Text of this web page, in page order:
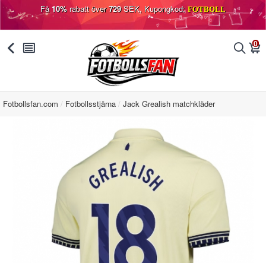
Få10%rabatt över729SEK, Kupongkod: FOTBOLL
󰅯 󰂩 󰂨 0
󰃦
Fotbollsfan.com Fotbollsstjärna Jack Grealish matchkläder